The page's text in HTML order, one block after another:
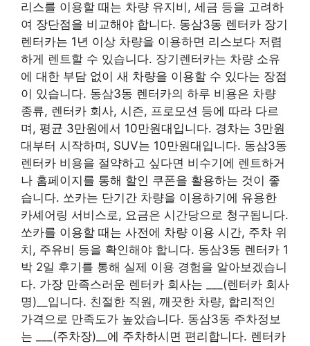
리스를 이용할 때는 차량 유지비, 세금 등을 고려하
여 장단점을 비교해야 합니다. 동삼3동 렌터카 장기
렌터카는 1년 이상 차량을 이용하면 리스보다 저렴
하게 렌트할 수 있습니다. 장기렌터카는 차량 소유
에 대한 부담 없이 새 차량을 이용할 수 있다는 장점
이 있습니다. 동삼3동 렌터카의 하루 비용은 차량
종류, 렌터카 회사, 시즌, 프로모션 등에 따라 다르
며, 평균 3만원에서 10만원대입니다. 경차는 3만원
대부터 시작하며, SUV는 10만원대입니다. 동삼3동
렌터카 비용을 절약하고 싶다면 비수기에 렌트하거
나 홈페이지를 통해 할인 쿠폰을 활용하는 것이 좋
습니다. 쏘카는 단기간 차량을 이용하기에 유용한
카셰어링 서비스로, 요금은 시간당으로 청구됩니다.
쏘카를 이용할 때는 사전에 차량 이용 시간, 주차 위
치, 주유비 등을 확인해야 합니다. 동삼3동 렌터카 1
박 2일 후기를 통해 실제 이용 경험을 알아보겠습니
다. 가장 만족스러운 렌터카 회사는 ___(렌터카 회사
명)__입니다. 친절한 직원, 깨끗한 차량, 합리적인
가격으로 만족도가 높았습니다. 동삼3동 주차정보
는 ___(주차장)__에 주차하시면 편리합니다. 렌터카